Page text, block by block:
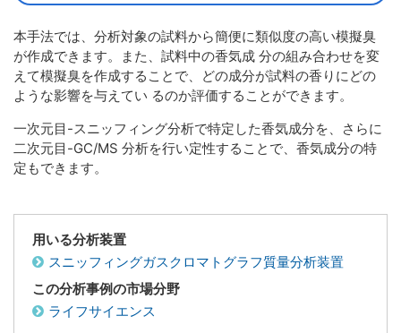
本手法では、分析対象の試料から簡便に類似度の高い模擬臭
が作成できます。また、試料中の香気成 分の組み合わせを変
えて模擬臭を作成することで、どの成分が試料の香りにどの
ような影響を与えてい るのか評価することができます。
一次元目-スニッフィング分析で特定した香気成分を、さらに
二次元目-GC/MS 分析を行い定性することで、香気成分の特
定もできます。
用いる分析装置
スニッフィングガスクロマトグラフ質量分析装置
この分析事例の市場分野
ライフサイエンス